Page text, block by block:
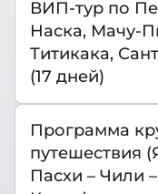
ВИП-тур по
Наска, Мачу-
Титикака,
(17 дней)
Программа
путешествия
Пасхи – Чили